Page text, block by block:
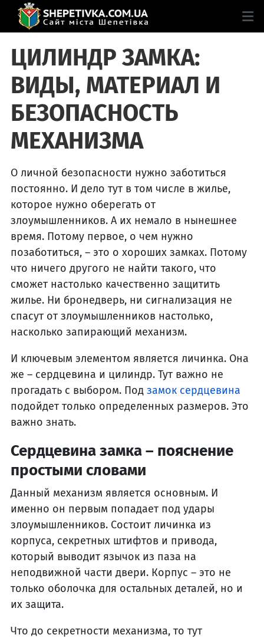
ЦИЛИНДР ЗАМКА:
ВИДЫ, МАТЕРИАЛ И
БЕЗОПАСНОСТЬ
МЕХАНИЗМА
О личной безопасности нужно заботиться
постоянно. И дело тут в том числе в жилье,
которое нужно оберегать от
злоумышленников. А их немало в нынешнее
время. Потому первое, о чем нужно
позаботиться, – это о хороших замках. Потому
что ничего другого не найти такого, что
сможет настолько качественно защитить
жилье. Ни бронедверь, ни сигнализация не
спасут от злоумышленников настолько,
насколько запирающий механизм.
И ключевым элементом является личинка. Она
же – сердцевина и цилиндр. Тут важно не
прогадать с выбором. Под замок сердцевина
подойдет только определенных размеров. Это
важно знать.
Сердцевина замка – пояснение
простыми словами
Данный механизм является основным. И
именно он первым попадает под удары
злоумышленников. Состоит личинка из
корпуса, секретных штифтов и привода,
который выводит язычок из паза на
неподвижной части двери. Корпус – это не
только оболочка для остальных деталей, но и
их защита.
Что до секретности механизма, то тут